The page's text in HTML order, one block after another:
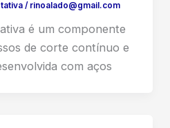
/ rinoalado@gmail.com
é um componente
de corte contínuo e
com aços